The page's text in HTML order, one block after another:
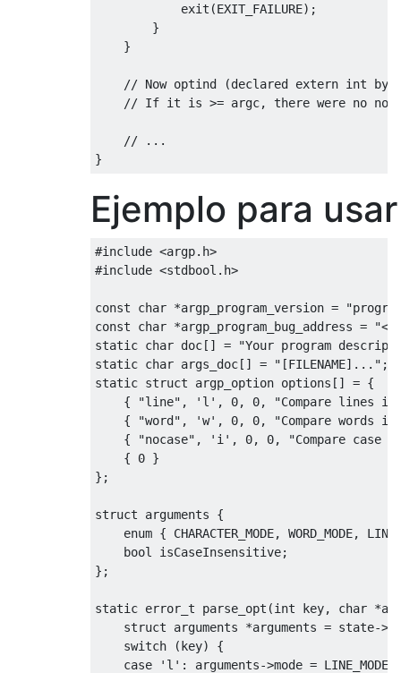
        fgets
(buff2, LINESIZE, fp2
/*Compare files line by line*/
{
        printf
( "Files are equal.\n" );
}
    printf
}
* Function to compare two files word-by-
*/
{
/*File pointers*/
FILE *fp1, * fp2
/*Arrays to store words*/
char fp1words [ LINESIZE];
char fp2words [ LINESIZE];
if ( strtok
return 0
}
else
        fp2words
= strtok(fp2 , " " );
if fp1words
            exit
(EXIT_FAILURE);
}
}
// Now optind (declared extern int
// If it is >= argc, there were no non-
// ...
}
Ejemplo para
#include <argp.h>
#include <stdbool.h>
const char *argp_program_version =
const
char *argp_program_bug_address =
static char doc[] =
"Your program
static char args_doc[] = "[FILENAME]..." ;
static struct argp_option options [] = {
{
"line" , 'l' , 0, 0,
"Compare lines
{
"word" , 'w' , 0, 0,
"Compare words
{
"nocase" , 'i' , 0, 0,
"Compare
{
0 }
};
struct arguments {
enum { CHARACTER_MODE, WORD_MODE,
bool
isCaseInsensitive;
};
static error_t parse_opt (int key, char *
struct arguments *arguments = state->
switch
(key)
{
case
'l' : arguments->mode = LINE_MODE